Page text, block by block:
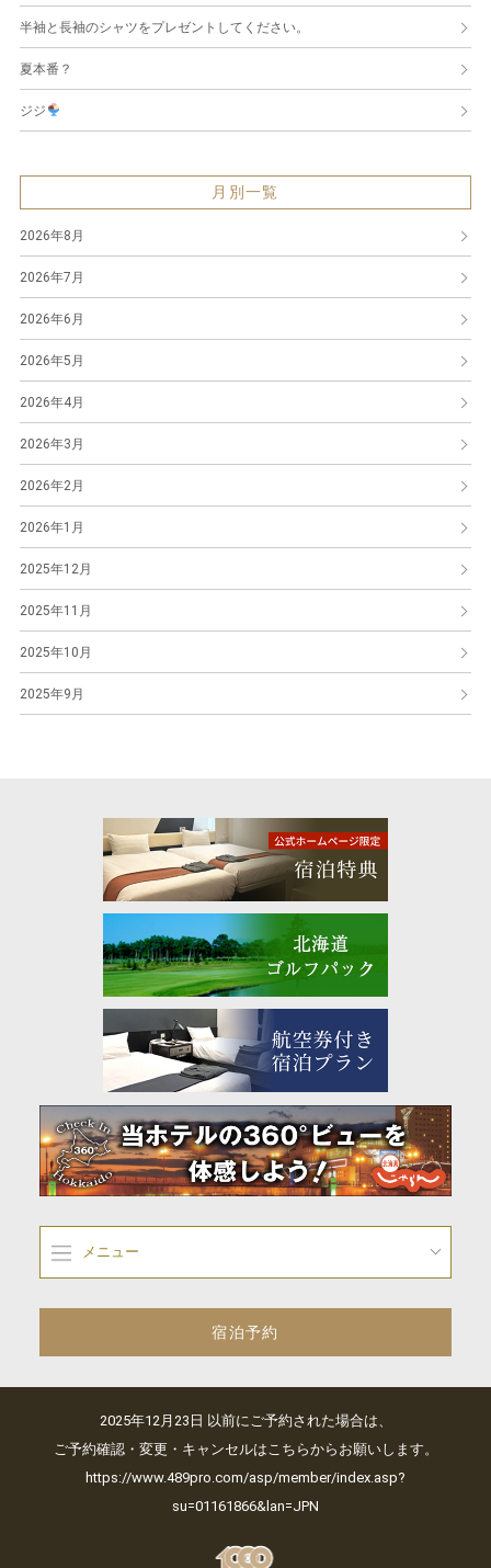
半袖と長袖のシャツをプレゼントしてください。
夏本番？
ジジ
月別一覧
2026年8月
2026年7月
2026年6月
2026年5月
2026年4月
2026年3月
2026年2月
2026年1月
2025年12月
2025年11月
2025年10月
2025年9月
メニュー
宿泊予約
2025年12月23日 以前にご予約された場合は、
ご予約確認・変更・キャンセルはこちらからお願いします。
https://www.489pro.com/asp/member/index.asp?
su=01161866&lan=JPN